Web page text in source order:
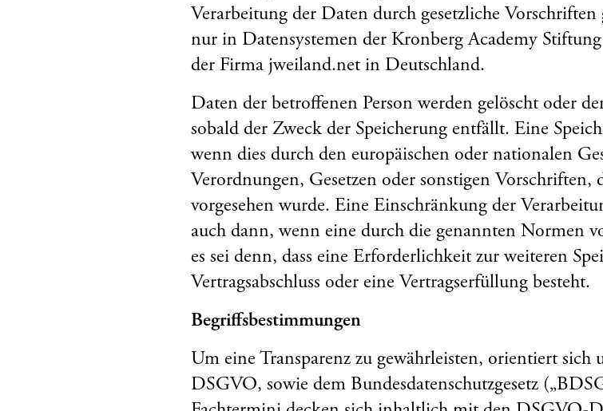
Verarbeitung der Daten durch gesetzliche
nur in Datensystemen der Kronberg Academy
der Firma jweiland.net in Deutschland.
Daten der betroffenen Person werden gelöscht oder
sobald der Zweck der Speicherung entfällt. Eine
wenn dies durch den europäischen oder nationalen
Verordnungen, Gesetzen oder sonstigen
vorgesehen wurde. Eine Einschränkung der
auch dann, wenn eine durch die genannten Normen
es sei denn, dass eine Erforderlichkeit zur weiteren
Vertragsabschluss oder eine Vertragserfüllung besteht.
Begriffsbestimmungen
Um eine Transparenz zu gewährleisten, orientiert sich
DSGVO, sowie dem Bundesdatenschutzgesetz